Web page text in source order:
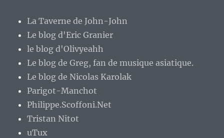
La Taverne de John-John
Le blog d'Eric Granier
le blog d'Olivyeahh
Le blog de Greg, fan de musique asiatique.
Le blog de Nicolas Karolak
Parigot-Manchot
Philippe.Scoffoni.Net
Tristan Nitot
uTux